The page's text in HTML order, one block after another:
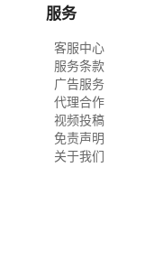
服务
客服中心
服务条款
广告服务
代理合作
视频投稿
免责声明
关于我们